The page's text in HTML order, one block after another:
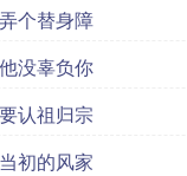
个替身障
没辜负你
认祖归宗
初的风家